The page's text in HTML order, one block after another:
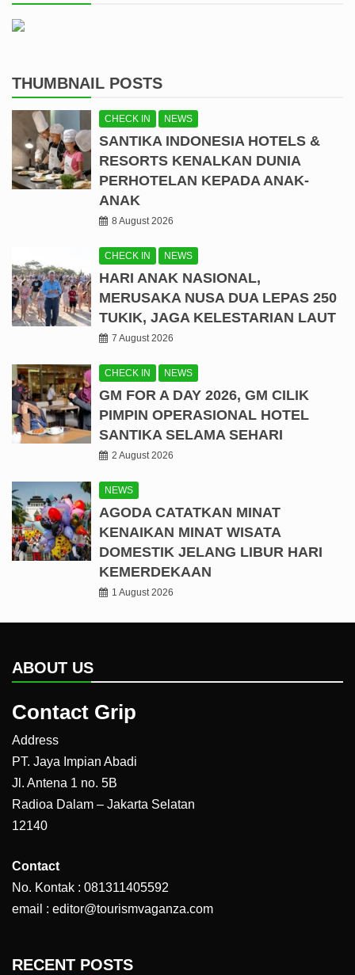
THUMBNAIL POSTS
CHECK IN NEWS
SANTIKA INDONESIA HOTELS &
RESORTS KENALKAN DUNIA
PERHOTELAN KEPADA ANAK-
ANAK
8 August 2026
CHECK IN NEWS
HARI ANAK NASIONAL,
MERUSAKA NUSA DUA LEPAS 250
TUKIK, JAGA KELESTARIAN LAUT
7 August 2026
CHECK IN NEWS
GM FOR A DAY 2026, GM CILIK
PIMPIN OPERASIONAL HOTEL
SANTIKA SELAMA SEHARI
2 August 2026
NEWS
AGODA CATATKAN MINAT
KENAIKAN MINAT WISATA
DOMESTIK JELANG LIBUR HARI
KEMERDEKAAN
1 August 2026
ABOUT US
Contact Grip
Address
PT. Jaya Impian Abadi
Jl. Antena 1 no. 5B
Radioa Dalam – Jakarta Selatan
12140
Contact
No. Kontak : 081311405592
email : editor@tourismvaganza.com
RECENT POSTS